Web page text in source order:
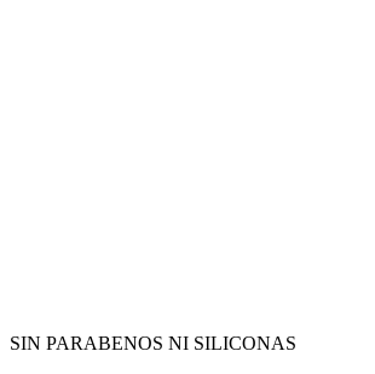
SIN PARABENOS NI SILICONAS